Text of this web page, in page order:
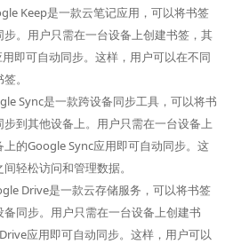
Keep是一款云笔记应用，可以将书签
。用户只需在一台设备上创建书签，其
即可自动同步。这样，用户可以在不同
。
Sync是一款跨设备同步工具，可以将书
到其他设备上。用户只需在一台设备上
的Google Sync应用即可自动同步。这
轻松访问和管理数据。
Drive是一款云存储服务，可以将书签
同步。用户只需在一台设备上创建书
应用即可自动同步。这样，用户可以